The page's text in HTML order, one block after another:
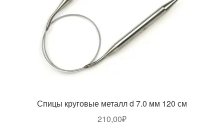
Спицы круговые металл d 7.0 мм 120 см
210,00₽